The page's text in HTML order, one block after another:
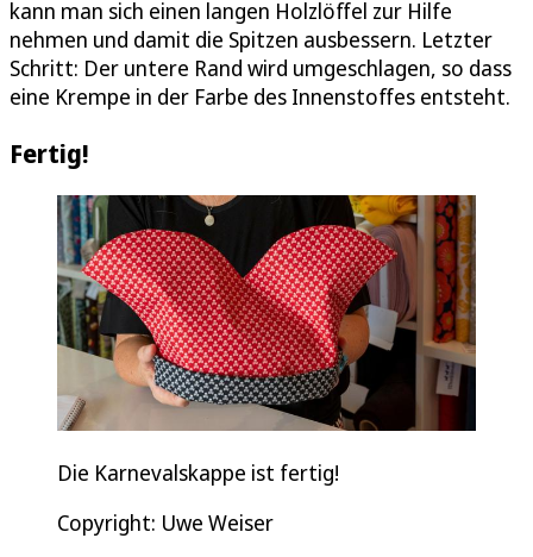
kann man sich einen langen Holzlöffel zur Hilfe
nehmen und damit die Spitzen ausbessern. Letzter
Schritt: Der untere Rand wird umgeschlagen, so dass
eine Krempe in der Farbe des Innenstoffes entsteht.
Fertig!
Die Karnevalskappe ist fertig!
Copyright: Uwe Weiser